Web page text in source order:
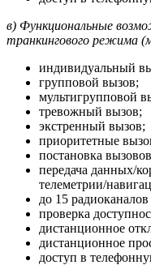
в) Функциональные
транкингового режима
индивидуальный
групповой вызов;
мультигрупповой
тревожный вызов;
экстренный вызов;
приоритетные
постановка
передача данных/
телеметрии/
до 15
проверка
дистанционное
дистанционное
доступ в